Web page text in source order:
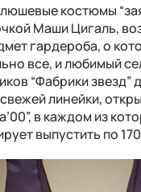
костюмы
Маши Цигаль,
гардероба, о
все, и любимый
“Фабрики звезд”
линейки,
в каждом из
выпустить по